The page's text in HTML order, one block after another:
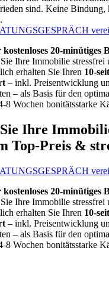
sind. Keine Bindung,
20-minütiges
Ihre Immobilie stressfrei
erhalten Sie Ihren 10-
– inkl. Preisentwicklung
– als Basis für den
8 Wochen bonitätsstarke
Ihre
Top-Preis &
20-minütiges
Ihre Immobilie stressfrei
erhalten Sie Ihren 10-
– inkl. Preisentwicklung
– als Basis für den
8 Wochen bonitätsstarke